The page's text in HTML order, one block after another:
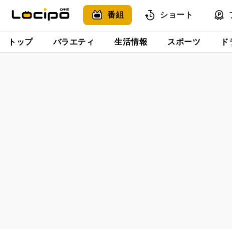
番組 ショート
トップ バラエティ 生活情報 スポーツ ド